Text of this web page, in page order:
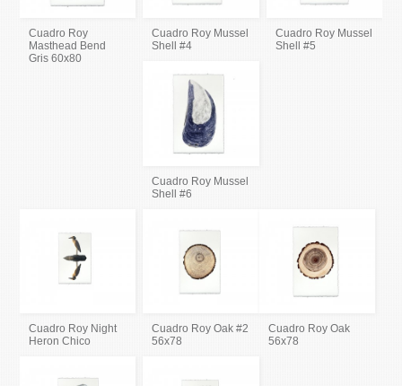
Cuadro Roy
Masthead Bend
Gris 60x80
Cuadro Roy Mussel
Shell #4
Cuadro Roy Mussel
Shell #5
Cuadro Roy Mussel
Shell #6
Cuadro Roy Night
Heron Chico
Cuadro Roy Oak #2
56x78
Cuadro Roy Oak
56x78